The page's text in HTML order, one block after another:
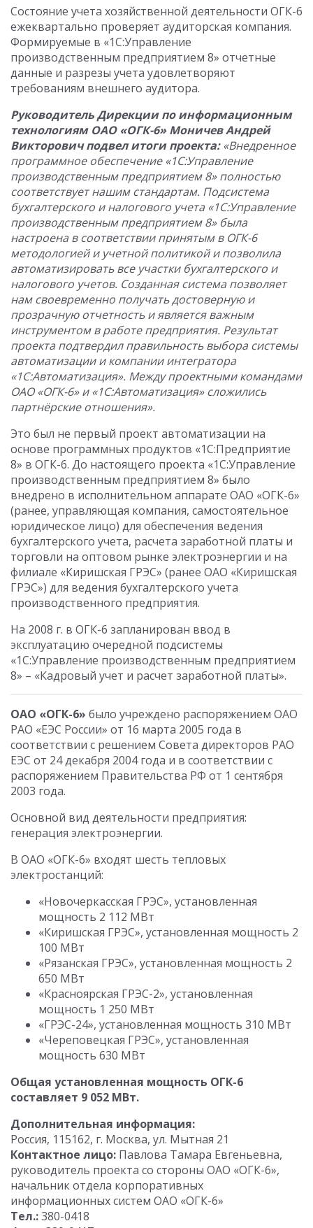
Состояние учета хозяйственной деятельности ОГК-6
ежеквартально проверяет аудиторская компания.
Формируемые в «1С:Управление
производственным предприятием 8» отчетные
данные и разрезы учета удовлетворяют
требованиям внешнего аудитора.
Руководитель Дирекции по информационным
технологиям ОАО «ОГК-6» Моничев Андрей
Викторович подвел итоги проекта: «Внедренное
программное обеспечение «1С:Управление
производственным предприятием 8» полностью
соответствует нашим стандартам. Подсистема
бухгалтерского и налогового учета «1С:Управление
производственным предприятием 8» была
настроена в соответствии принятым в ОГК-6
методологией и учетной политикой и позволила
автоматизировать все участки бухгалтерского и
налогового учетов. Созданная система позволяет
нам своевременно получать достоверную и
прозрачную отчетность и является важным
инструментом в работе предприятия. Результат
проекта подтвердил правильность выбора системы
автоматизации и компании интегратора
«1С:Автоматизация». Между проектными командами
ОАО «ОГК-6» и «1С:Автоматизация» сложились
партнёрские отношения».
Это был не первый проект автоматизации на
основе программных продуктов «1С:Предприятие
8» в ОГК-6. До настоящего проекта «1С:Управление
производственным предприятием 8» было
внедрено в исполнительном аппарате ОАО «ОГК-6»
(ранее, управляющая компания, самостоятельное
юридическое лицо) для обеспечения ведения
бухгалтерского учета, расчета заработной платы и
торговли на оптовом рынке электроэнергии и на
филиале «Киришская ГРЭС» (ранее ОАО «Киришская
ГРЭС») для ведения бухгалтерского учета
производственного предприятия.
На 2008 г. в ОГК-6 запланирован ввод в
эксплуатацию очередной подсистемы
«1С:Управление производственным предприятием
8» – «Кадровый учет и расчет заработной платы».
ОАО «ОГК-6» было учреждено распоряжением ОАО
РАО «ЕЭС России» от 16 марта 2005 года в
соответствии с решением Совета директоров РАО
ЕЭС от 24 декабря 2004 года и в соответствии с
распоряжением Правительства РФ от 1 сентября
2003 года.
Основной вид деятельности предприятия:
генерация электроэнергии.
В ОАО «ОГК-6» входят шесть тепловых
электростанций:
«Новочеркасская ГРЭС», установленная
мощность 2 112 МВт
«Киришская ГРЭС», установленная мощность 2
100 МВт
«Рязанская ГРЭС», установленная мощность 2
650 МВт
«Красноярская ГРЭС-2», установленная
мощность 1 250 МВт
«ГРЭС-24», установленная мощность 310 МВт
«Череповецкая ГРЭС», установленная
мощность 630 МВт
Общая установленная мощность ОГК-6
составляет 9 052 МВт.
Дополнительная информация:
Россия, 115162, г. Москва, ул. Мытная 21
Контактное лицо: Павлова Тамара Евгеньевна,
руководитель проекта со стороны ОАО «ОГК-6»,
начальник отдела корпоративных
информационных систем ОАО «ОГК-6»
Тел.:380-0418